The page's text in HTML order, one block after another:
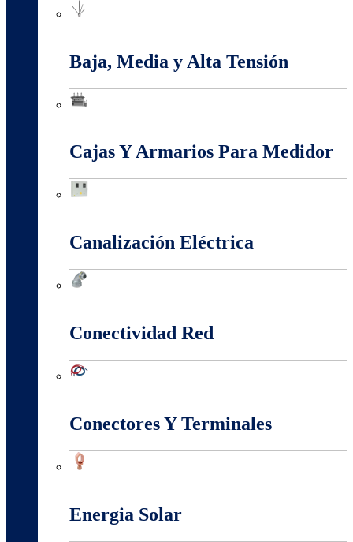
Baja, Media y Alta Tensión
Cajas Y Armarios Para Medidor
Canalización Eléctrica
Conectividad Red
Conectores Y Terminales
Energia Solar